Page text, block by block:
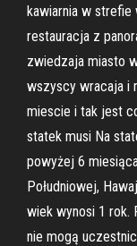
kawiarnia w
restauracja z
zwiedzaja miasto
wszyscy wracaja i
miescie i tak jest
statek musi Na
powyżej 6
Południowej,
wiek wynosi 1 rok.
nie mogą